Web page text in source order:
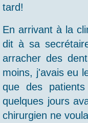
tard!
En arrivant à la
dit à sa
arracher des
moins, j'avais eu
que des
quelques jours
chirurgien ne